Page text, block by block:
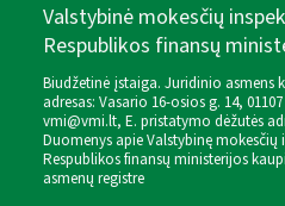
Valstybinė mokesčių
Respublikos finansų
Biudžetinė įstaiga. Juridinio asmens
adresas: Vasario 16-osios g. 14,
vmi@vmi.lt, E. pristatymo dėžutės
Duomenys apie Valstybinę mokesčių
Respublikos finansų ministerijos
asmenų registre